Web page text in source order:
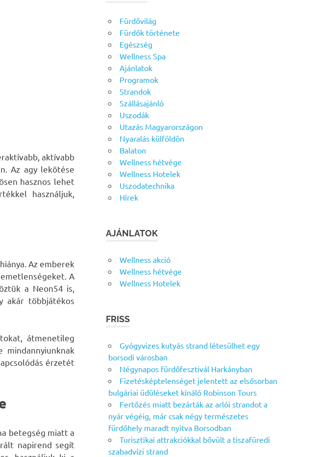
aktívabb
Az agy lekötése
hasznos lehet
használjuk,
Az emberek
A
a Neon54 is,
akár többjátékos
átmenetileg
érzetét
betegség miatt a
napirend segít
Fürdővilág
Fürdők története
Egészség
Wellness Spa
Ajánlatok
Programok
Strandok
Szállásajánló
Uszodák
Utazás Magyarországon
Nyaralás külföldön
Balaton
Wellness hétvége
Wellness Hotelek
Uszodatechnika
Hírek
AJÁNLATOK
Wellness akció
Wellness hétvége
Wellness Hotelek
FRISS
Gyógyvizes kutyás strand létesülhet egy
borsodi városban
Négynapos fürdőfesztivál Harkányban
Fizetésképtelenséget jelentett az elsősorban
bulgáriai üdüléseket kínáló Robinson Tours
Fertőzés miatt bezárták az arlói strandot a
nyár végéig, már csak négy természetes
fürdőhely maradt nyitva Borsodban
Turisztikai attrakciókkal bővült a tiszafüredi
szabadvízi strand